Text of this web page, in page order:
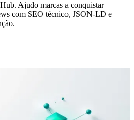
Ajudo marcas a conquistar
com SEO técnico, JSON-LD e